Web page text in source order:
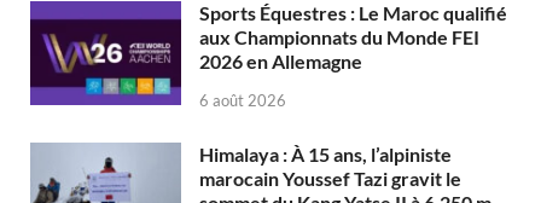
Sports Équestres : Le Maroc qualifié
aux Championnats du Monde FEI
2026 en Allemagne
6 août 2026
Himalaya : À 15 ans, l’alpiniste
marocain Youssef Tazi gravit le